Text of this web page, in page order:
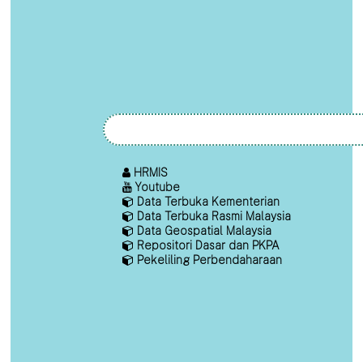
HRMIS
Youtube
Data Terbuka Kementerian
Data Terbuka Rasmi Malaysia
Data Geospatial Malaysia
Repositori Dasar dan PKPA
Pekeliling Perbendaharaan